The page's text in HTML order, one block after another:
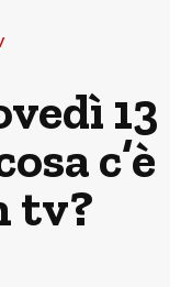
13
c’è
tv?